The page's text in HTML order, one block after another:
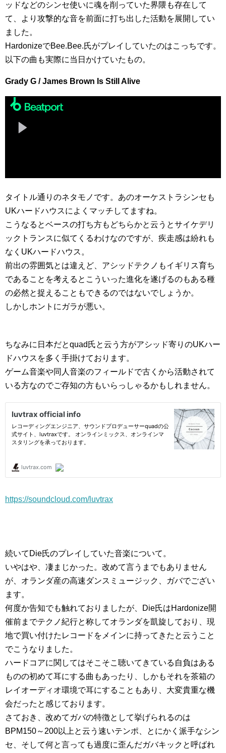
ッドなどのシンセ使いに魂を削っていた界隈も存在して
て、より攻撃的な音を前面に打ち出した活動を展開してい
ました。
HardonizeでBee.Bee.氏がプレイしていたのはこっちです。
以下の曲も実際に当日かけていたもの。
Grady G / James Brown Is Still Alive
タイトル通りのネタモノです。あのオーケストラシンセも
UKハードハウスによくマッチしてますね。
こうなるとベースの打ち方もどちらかと云うとサイケデリ
ックトランスに似てくるわけなのですが、疾走感は紛れも
なくUKハードハウス。
前出の雰囲気とは違えど、アシッドテクノもイギリス育ち
であることを考えるとこういった進化を遂げるのもある種
の必然と捉えることもできるのではないでしょうか。
しかしホントにガラが悪い。
ちなみに日本だとquad氏と云う方がアシッド寄りのUKハー
ドハウスを多く手掛けております。
ゲーム音楽や同人音楽のフィールドで古くから活動されて
いる方なのでご存知の方もいらっしゃるかもしれません。
https://soundcloud.com/luvtrax
続いてDie氏のプレイしていた音楽について。
いやはや、凄まじかった。改めて言うまでもありません
が、オランダ産の高速ダンスミュージック、ガバでござい
ます。
何度か告知でも触れておりましたが、Die氏はHardonize開
催前までテクノ紀行と称してオランダを凱旋しており、現
地で買い付けたレコードをメインに持ってきたと云うこと
でこうなりました。
ハードコアに関してはそこそこ聴いてきている自負はある
ものの初めて耳にする曲もあったり、しかもそれを茶箱の
レイオーディオ環境で耳にすることもあり、大変貴重な機
会だったと感じております。
さておき、改めてガバの特徴として挙げられるのは
BPM150～200以上と云う速いテンポ、とにかく派手なシン
セ、そして何と言っても過度に歪んだガバキックと呼ばれ